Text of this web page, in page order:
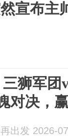
宣布主
三狮军团
对决，
出发 2026-